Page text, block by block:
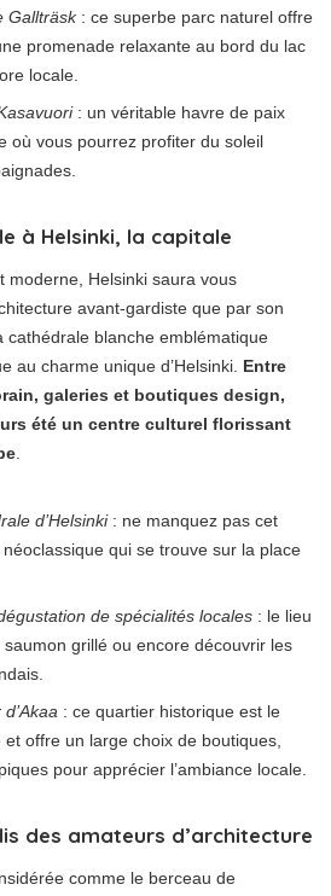
Gallträsk: ce superbe parc naturel offre
promenade relaxante au bord du lac
locale.
: un véritable havre de paix
où vous pourrez profiter du soleil
à Helsinki, la capitale
moderne, Helsinki saura vous
avant-gardiste que par son
cathédrale blanche emblématique
au charme unique d’Helsinki. Entre
galeries et boutiques design,
été un centre culturel florissant
d’Helsinki: ne manquez pas cet
qui se trouve sur la place
de spécialités locales : le lieu
grillé ou encore découvrir les
: ce quartier historique est le
offre un large choix de boutiques,
pour apprécier l’ambiance locale.
des amateurs d’architecture
comme le berceau de